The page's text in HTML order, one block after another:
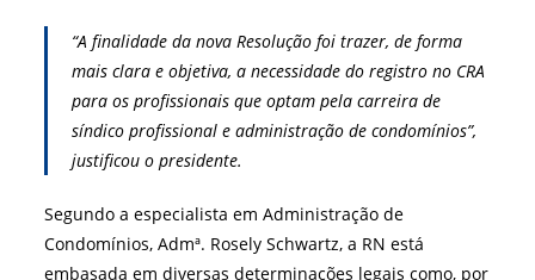
“A finalidade da nova Resolução foi trazer, de forma
mais clara e objetiva, a necessidade do registro no CRA
para os profissionais que optam pela carreira de
síndico profissional e administração de condomínios”,
justificouo presidente.
Segundo a especialista em Administração de
Condomínios, Admª. Rosely Schwartz, a RN está
embasada em diversas determinações legais como, por